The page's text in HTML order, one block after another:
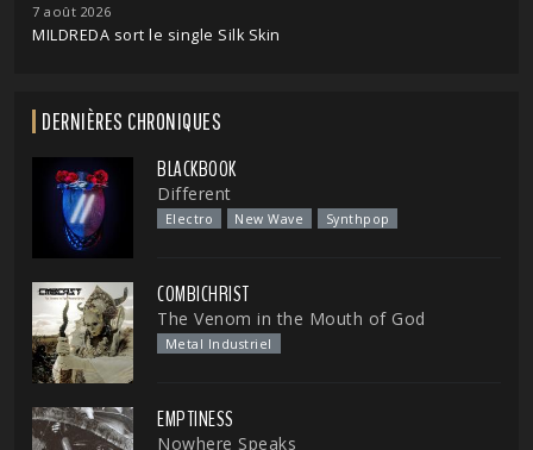
7 août 2026
MILDREDA sort le single Silk Skin
DERNIÈRES CHRONIQUES
BLACKBOOK
Different
Electro New Wave Synthpop
COMBICHRIST
The Venom in the Mouth of God
Metal Industriel
EMPTINESS
Nowhere Speaks